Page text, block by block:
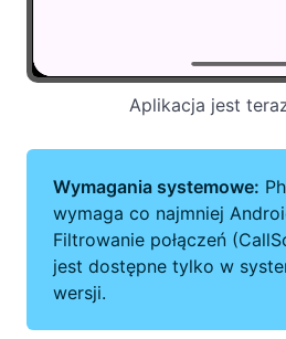
Aplikacja jest
Wymagania systemowe:
wymaga co najmniej
Filtrowanie połączeń
jest dostępne tylko w
wersji.